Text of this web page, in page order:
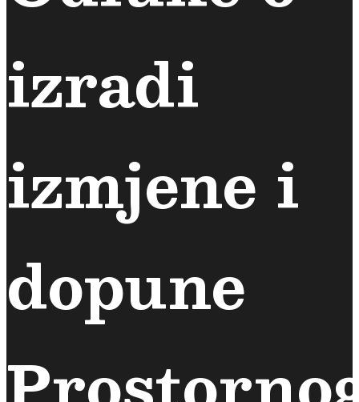
izradi
izmjene i
dopune